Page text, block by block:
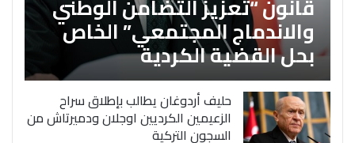
والاندماج المجتمعي” الخاص
بحل القضية الكردية
حليف أردوغان يطالب بإطلاق سراح
الزعيمين الكرديين اوجلان ودميرتاش من
السجون التركية